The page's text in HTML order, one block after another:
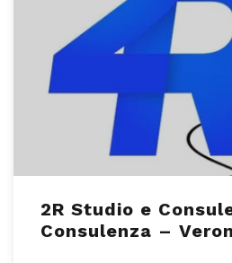
2R Studio e
Consulenza –